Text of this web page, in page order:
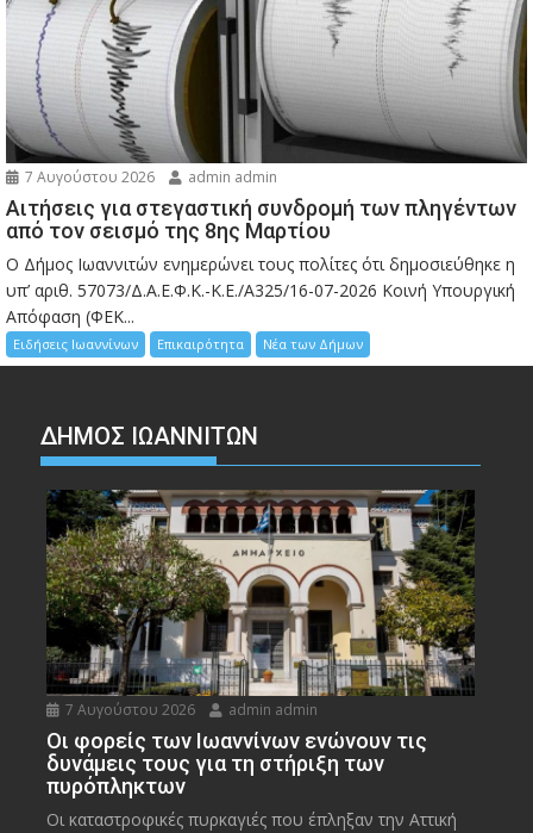
7 Αυγούστου 2026 admin admin
Αιτήσεις για στεγαστική συνδρομή των πληγέντων
από τον σεισμό της 8ης Μαρτίου
Ο Δήμος Ιωαννιτών ενημερώνει τους πολίτες ότι δημοσιεύθηκε η
υπ’ αριθ. 57073/Δ.Α.Ε.Φ.Κ.-Κ.Ε./Α325/16-07-2026 Κοινή Υπουργική
Απόφαση (ΦΕΚ...
Ειδήσεις Ιωαννίνων Επικαιρότητα Νέα των Δήμων
ΔΗΜΟΣ ΙΩΑΝΝΙΤΩΝ
7 Αυγούστου 2026 admin admin
Οι φορείς των Ιωαννίνων ενώνουν τις
δυνάμεις τους για τη στήριξη των
πυρόπληκτων
Οι καταστροφικές πυρκαγιές που έπληξαν την Αττική